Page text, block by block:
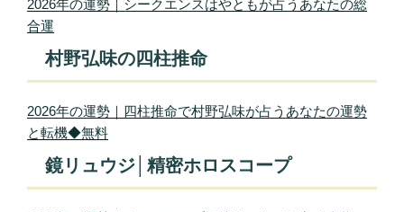
2026年の運勢｜シークエンスはやともが占うあなたの総
合運
村野弘味の四柱推命
2026年の運勢｜四柱推命で村野弘味が占うあなたの運勢
と転機◆無料
鏡リュウジ│精密ホロスコープ